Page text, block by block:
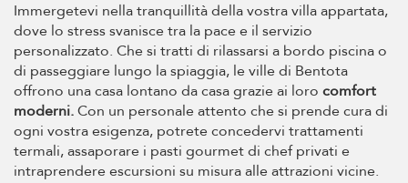
Immergetevi nella tranquillità della vostra villa appartata,
dove lo stress svanisce tra la pace e il servizio
personalizzato. Che si tratti di rilassarsi a bordo piscina o
di passeggiare lungo la spiaggia, le ville di Bentota
offrono una casa lontano da casa grazie ai loro comfort
moderni.Con un personale attento che si prende cura di
ogni vostra esigenza, potrete concedervi trattamenti
termali, assaporare i pasti gourmet di chef privati e
intraprendere escursioni su misura alle attrazioni vicine.